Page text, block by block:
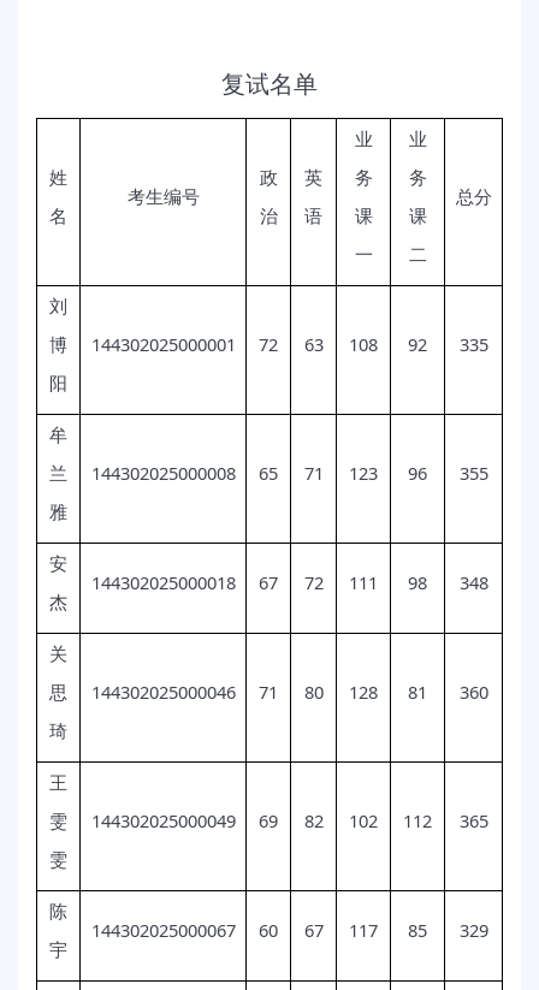
复试名单
姓
名
考生编号
政
治
英
语
业
务
课
一
业
务
课
二
总分
刘
博
阳
144302025000001 72 63 108 92 335
牟
兰
雅
144302025000008 65 71 123 96 355
安
杰
144302025000018 67 72 111 98 348
关
思
琦
144302025000046 71 80 128 81 360
王
雯
雯
144302025000049 69 82 102 112 365
陈
宇
144302025000067 60 67 117 85 329